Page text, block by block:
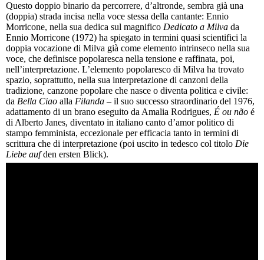
Questo doppio binario da percorrere, d’altronde, sembra già una
(doppia) strada incisa nella voce stessa della cantante: Ennio
Morricone, nella sua dedica sul magnifico Dedicato a Milva da
Ennio Morricone (1972) ha spiegato in termini quasi scientifici la
doppia vocazione di Milva già come elemento intrinseco nella sua
voce, che definisce popolaresca nella tensione e raffinata, poi,
nell’interpretazione. L’elemento popolaresco di Milva ha trovato
spazio, soprattutto, nella sua interpretazione di canzoni della
tradizione, canzone popolare che nasce o diventa politica e civile:
da Bella Ciao alla Filanda – il suo successo straordinario del 1976,
adattamento di un brano eseguito da Amalia Rodrigues, É ou não é
di Alberto Janes, diventato in italiano canto d’amor politico di
stampo femminista, eccezionale per efficacia tanto in termini di
scrittura che di interpretazione (poi uscito in tedesco col titolo Die
Liebe aufden ersten Blick).